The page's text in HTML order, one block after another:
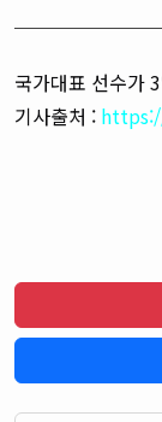
국가대표 선수가
기사출처 :